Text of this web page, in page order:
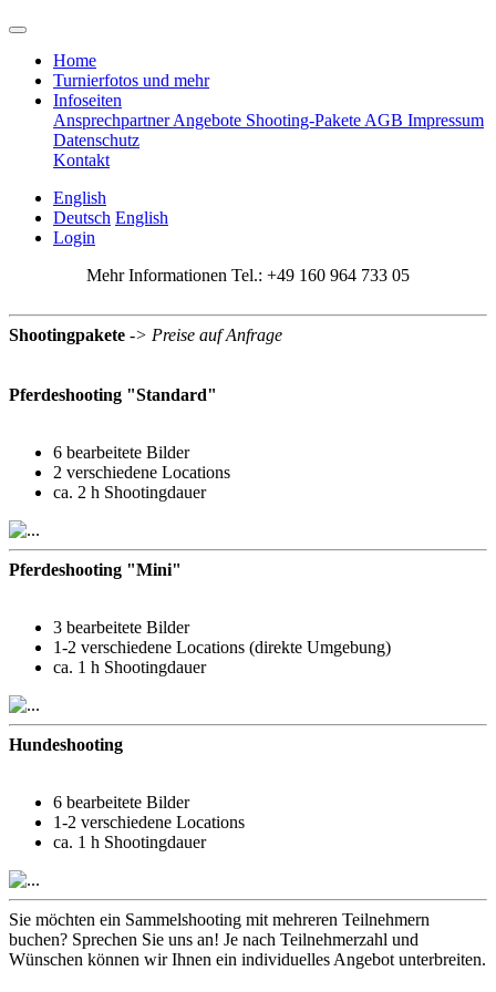
Home
Turnierfotos und mehr
Infoseiten
AnsprechpartnerAngebote Shooting-Pakete AGB Impressum
Datenschutz
Kontakt
English
Deutsch English
Login
Mehr Informationen Tel.: +49 160 964 733 05
Shootingpakete -> Preise auf Anfrage
Pferdeshooting "Standard"
6 bearbeitete Bilder
2 verschiedene Locations
ca. 2 h Shootingdauer
Pferdeshooting "Mini"
3 bearbeitete Bilder
1-2 verschiedene Locations (direkte Umgebung)
ca. 1 h Shootingdauer
Hundeshooting
6 bearbeitete Bilder
1-2 verschiedene Locations
ca. 1 h Shootingdauer
Sie möchten ein Sammelshooting mit mehreren Teilnehmern
buchen? Sprechen Sie uns an! Je nach Teilnehmerzahl und
Wünschen können wir Ihnen ein individuelles Angebot unterbreiten.